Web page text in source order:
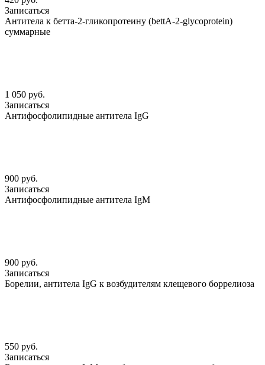
Записаться
Антитела к бетта-2-гликопротеину (bettА-2-glycoprotein)
суммарные
1 050 руб.
Записаться
Антифосфолипидные антитела IgG
900 руб.
Записаться
Антифосфолипидные антитела IgM
900 руб.
Записаться
Борелии, антитела IgG к возбудителям клещевого боррелиоза
550 руб.
Записаться